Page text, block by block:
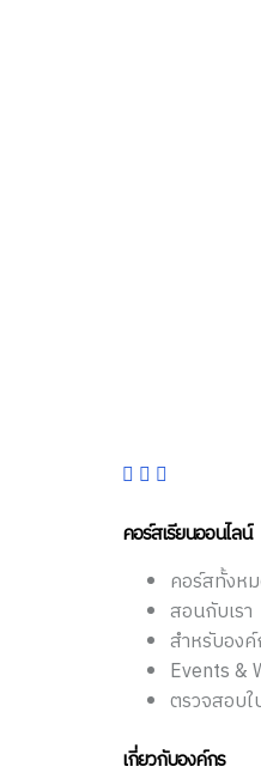
คอร์สเรียนออนไลน์
คอร์สทั้งห
สอนกับเรา
สำหรับอง
Events &
ตรวจสอบ
เกี่ยวกับองค์กร